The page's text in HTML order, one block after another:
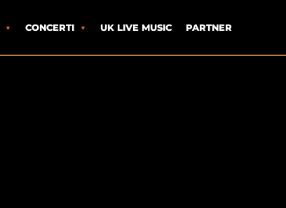
CONCERTI UK LIVE MUSIC PARTNER